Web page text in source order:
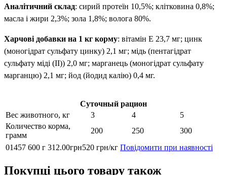
Аналітичний склад: сирий протеїн 10,5%; клітковина 0,8%;
масла і жири 2,3%; зола 1,8%; волога 80%.
Харчові добавки на 1 кг корму: вітамін Е 23,7 мг; цинк
(моногідрат сульфату цинку) 2,1 мг; мідь (пентагідрат
сульфату міді (II)) 2,0 мг; марганець (моногідрат сульфату
марганцю) 2,1 мг; йод (йодид калію) 0,4 мг.
Суточный рацион
Вес животного, кг
3 4
5
Количество корма,
грамм
200 250
300
01457 600 г 312.00грн520 грн/кг Повідомити при наявності
Покупці цього товару також